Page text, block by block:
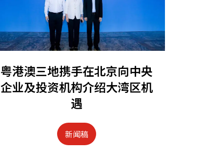
粤港澳三地携手在北京向中央
企业及投资机构介绍大湾区机
遇
新闻稿